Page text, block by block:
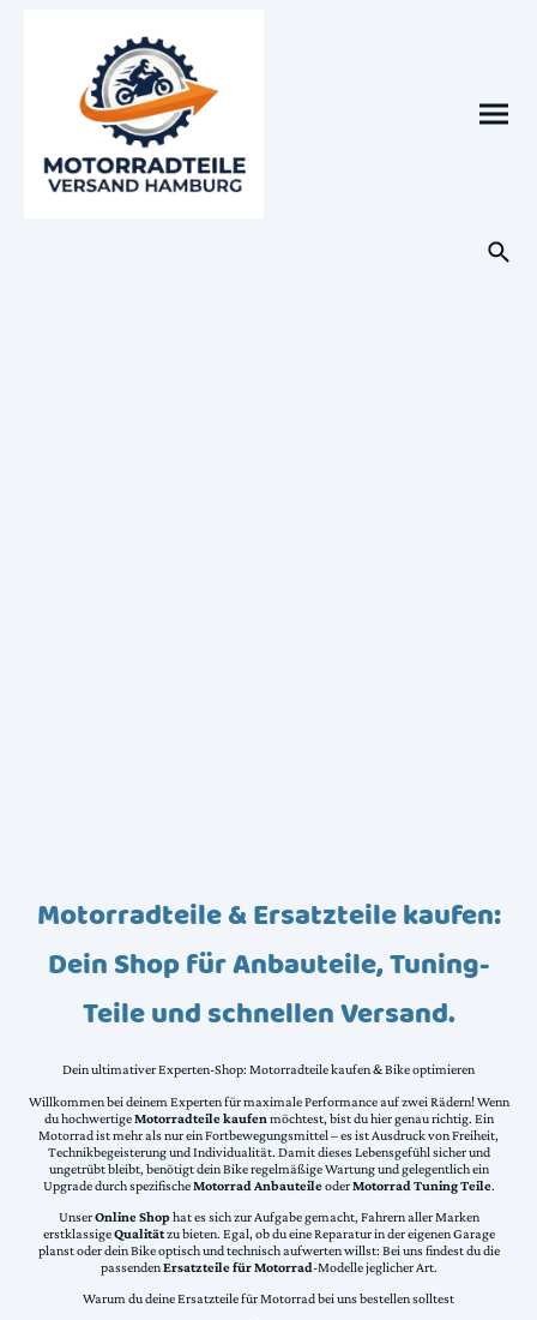
Motorradteile & Ersatzteile kaufen:
Dein Shop für Anbauteile, Tuning-
Teile und schnellen Versand.
Dein ultimativer Experten-Shop: Motorradteile kaufen & Bike optimieren
Willkommen bei deinem Experten für maximale Performance auf zwei Rädern! Wenn
du hochwertigeMotorradteile kaufen möchtest, bist du hier genau richtig. Ein
Motorrad ist mehr als nur ein Fortbewegungsmittel – es ist Ausdruck von Freiheit,
Technikbegeisterung und Individualität. Damit dieses Lebensgefühl sicher und
ungetrübt bleibt, benötigt dein Bike regelmäßige Wartung und gelegentlich ein
Upgrade durch spezifischeMotorrad AnbauteileoderMotorrad Tuning Teile.
UnserOnline Shophat es sich zur Aufgabe gemacht, Fahrern aller Marken
erstklassigeQualitätzu bieten. Egal, ob du eine Reparatur in der eigenen Garage
planst oder dein Bike optisch und technisch aufwerten willst: Bei uns findest du die
passendenErsatzteile für Motorrad-Modelle jeglicher Art.
Warum du deine Ersatzteile für Motorrad bei uns bestellen solltest